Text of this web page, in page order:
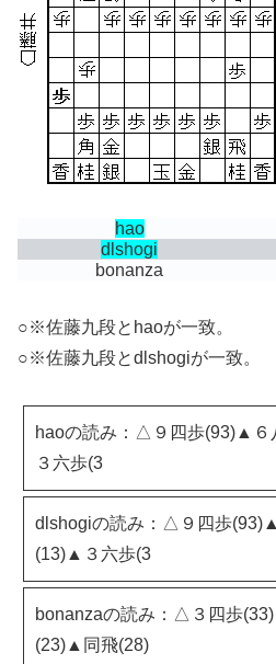
hao
dlshogi
bonanza
○※佐藤九段とhaoが一致。
○※佐藤九段とdlshogiが一致。
haoの読み：△９四歩(93)▲
３六歩(3
dlshogiの読み：△９四歩
(13)▲３六歩(3
bonanzaの読み：△３四歩
(23)▲同飛(28)